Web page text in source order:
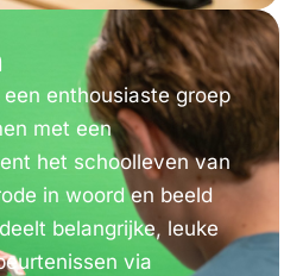
enthousiaste groep
met een
het schoolleven van
in woord en beeld
belangrijke, leuke
via